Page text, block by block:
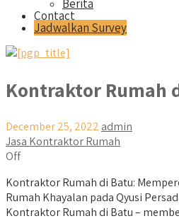
Berita
Contact
Jadwalkan Survey
Kontraktor Rumah
December 25, 2022 admin
Jasa Kontraktor Rumah
Off
Kontraktor Rumah di Batu:
Rumah Khayalan pada Qyusi
Kontraktor Rumah di Batu –